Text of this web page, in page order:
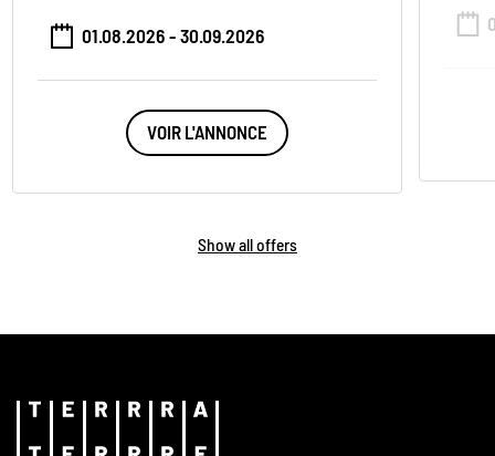
01.08.2026 - 30.09.2026
VOIR L'ANNONCE
Show all offers